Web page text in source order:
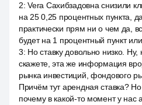
2:Vera Сахибзадовна снизили
на 25 0,25 процентных пункта,
практически прям ни о чем да,
будет на 1 процентный пункт
3: Но ставку довольно низко.
скажете, эта же информация
рынка инвестиций, фондового
Причём тут арендная ставка?
почему в какой-то момент у нас